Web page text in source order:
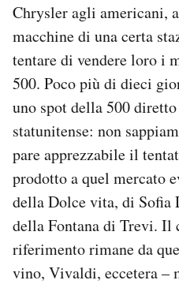
Area Personale
Newsletter
Notifiche mobile
Regala il Post
Hai bisogno di aiuto?
Chrysler agli americani,
macchine di una certa
tentare di vendere loro i
500. Poco più di dieci
uno spot della 500
statunitense: non
pare apprezzabile il
prodotto a quel mercato
della Dolce vita, di Sofia
della Fontana di Trevi. Il
riferimento rimane da
vino, Vivaldi, eccetera –